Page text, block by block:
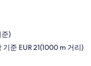
준)
준 EUR 21(1000 m 거리)